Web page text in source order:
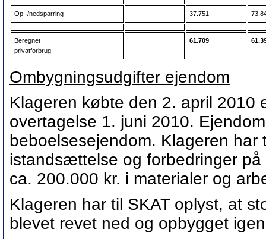
Op- /nedsparring 37.751
Beregnet
privatforbrug
61.709
Ombygningsudgifter ejendom
Klageren købte den 2. april 2010
overtagelse 1. juni 2010.
beboelsesejendom. Klageren har
istandsættelse og forbedringer
ca. 200.000 kr. i materialer og
Klageren har til SKAT oplyst, at
blevet revet ned og opbygget